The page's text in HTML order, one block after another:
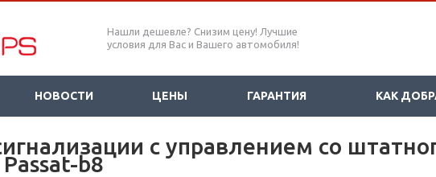
Нашли дешевле? Снизим цену! Лучшие
условия для Вас и Вашего автомобиля!
НОВОСТИ ЦЕНЫ ГАРАНТИЯ КАК
с управлением со
b8